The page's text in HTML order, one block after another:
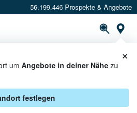
56.199.446 Prospekte & Angebote
um Angebote in deiner Nähe zu
festlegen
×
PICKS RAUS -